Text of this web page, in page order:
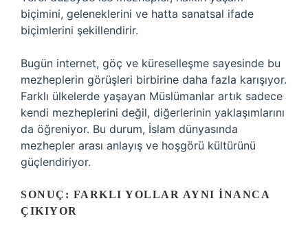
biçimini, geleneklerini ve hatta sanatsal ifade
biçimlerini şekillendirir.
Bugün internet, göç ve küreselleşme sayesinde bu
mezheplerin görüşleri birbirine daha fazla karışıyor.
Farklı ülkelerde yaşayan Müslümanlar artık sadece
kendi mezheplerini değil, diğerlerinin yaklaşımlarını
da öğreniyor. Bu durum, İslam dünyasında
mezhepler arası anlayış ve hoşgörü kültürünü
güçlendiriyor.
SONUÇ: FARKLI YOLLAR AYNI İNANCA
ÇIKIYOR